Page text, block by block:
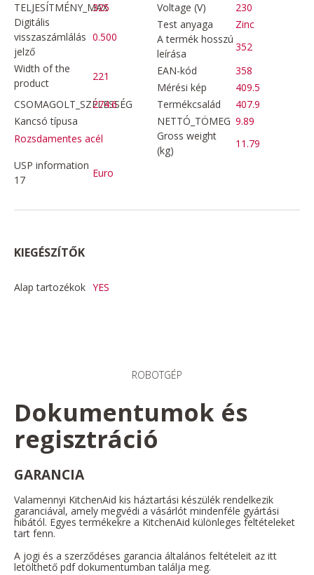
TELJESÍTMÉNY_MAX
325 Voltage (V)
230
Digitális
visszaszámlálás
jelző
0.500
Test anyaga
Zinc
A termék hosszú
leírása
352
Width of the
product
221 EAN-kód
358
Mérési kép
409.5
CSOMAGOLT_SZÉLESSÉG
274.6 Termékcsalád
407.9
Kancsó típusa
Rozsdamentes acél
NETTÓ_TÖMEG 9.89
Gross weight
(kg)
11.79
USP information
17
Euro
KIEGÉSZÍTŐK
Alap tartozékok YES
ROBOTGÉP
Dokumentumok és
regisztráció
GARANCIA
Valamennyi KitchenAid kis háztartási készülék rendelkezik
garanciával, amely megvédi a vásárlót mindenféle gyártási
hibától. Egyes termékekre a KitchenAid különleges feltételeket
tart fenn.
A jogi és a szerződéses garancia általános feltételeit az itt
letölthető pdf dokumentumban találja meg.